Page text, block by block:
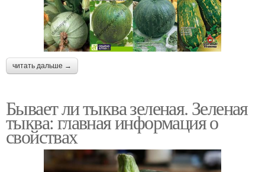
читать дальше →
Бывает ли тыква зеленая. Зеленая
тыква: главная информация о
свойствах